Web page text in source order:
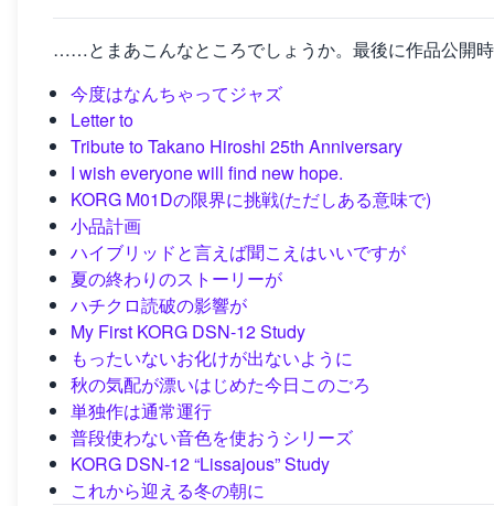
……とまあこんなところでしょうか。最後に作品公開
今度はなんちゃってジャズ
Letter to
Tribute to Takano Hiroshi 25th Anniversary
I wish everyone will find new hope.
KORG M01Dの限界に挑戦(ただしある意味で)
小品計画
ハイブリッドと言えば聞こえはいいですが
夏の終わりのストーリーが
ハチクロ読破の影響が
My First KORG DSN-12 Study
もったいないお化けが出ないように
秋の気配が漂いはじめた今日このごろ
単独作は通常運行
普段使わない音色を使おうシリーズ
KORG DSN-12 “Lissajous” Study
これから迎える冬の朝に